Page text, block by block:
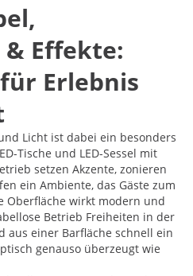
Effekte:
Erlebnis
Licht ist dabei ein besonders
Tische und LED-Sessel mit
setzen Akzente, zonieren
ein Ambiente, das Gäste zum
Oberfläche wirkt modern und
Betrieb Freiheiten in der
aus einer Barfläche schnell ein
genauso überzeugt wie